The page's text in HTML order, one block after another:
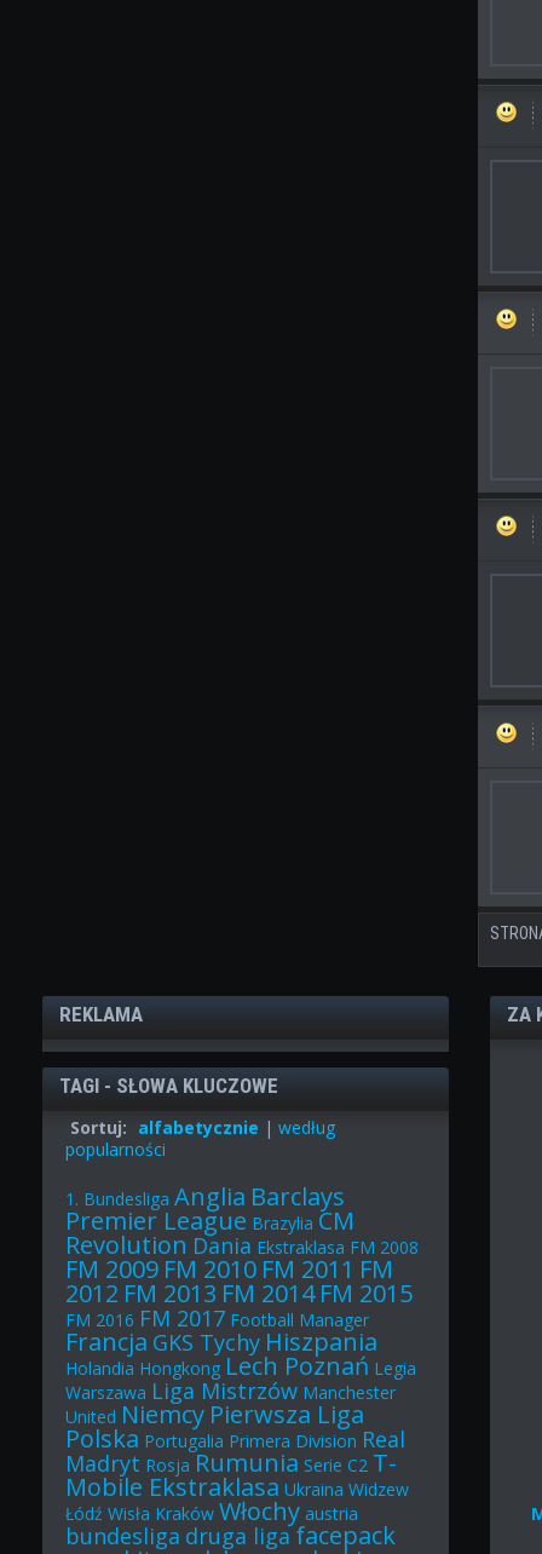
REKLAMA
TAGI - SŁOWA KLUCZOWE
Sortuj: alfabetycznie |według
popularności
1. Bundesliga Anglia Barclays
Premier League Brazylia CM
Revolution Dania Ekstraklasa FM 2008
FM 2009 FM 2010 FM 2011 FM
2012 FM 2013 FM 2014 FM 2015
FM 2016 FM 2017 Football Manager
Francja GKS Tychy Hiszpania
Holandia Hongkong Lech Poznań Legia
Warszawa Liga Mistrzów Manchester
United Niemcy Pierwsza Liga
Polska Portugalia Primera Division Real
Madryt Rosja Rumunia Serie C2 T-
Mobile Ekstraklasa Ukraina Widzew
Łódź Wisła Kraków Włochy austria
bundesliga druga ligafacepack
ZA